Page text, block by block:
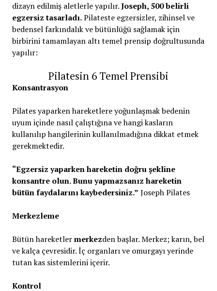
dizayn edilmiş aletlerle yapılır.Joseph, 500 belirli
egzersiz tasarladı.Pilateste egzersizler, zihinsel ve
bedensel farkındalık ve bütünlüğü sağlamak için
birbirini tamamlayan altı temel prensip doğrultusunda
yapılır:
Pilatesin 6 Temel Prensibi
Konsantrasyon
Pilates yaparken hareketlere yoğunlaşmak bedenin
uyum içinde nasıl çalıştığına ve hangi kasların
kullanılıp hangilerinin kullanılmadığına dikkat etmek
gerekmektedir.
“Egzersiz yaparken hareketin doğru şekline
konsantre olun. Bunu yapmazsanız hareketin
bütün faydalarını kaybedersiniz.” Joseph Pilates
Merkezleme
Bütün hareketlermerkezden başlar. Merkez; karın, bel
ve kalça çevresidir. İç organları ve omurgayı yerinde
tutan kas sistemlerini içerir.
Kontrol